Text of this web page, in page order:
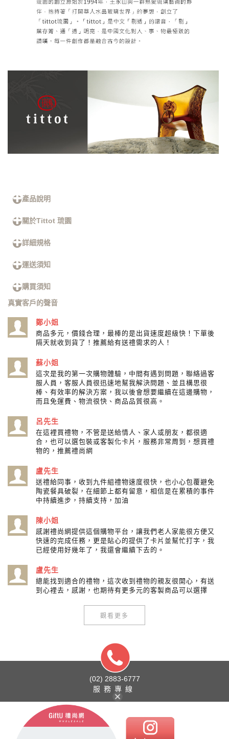
產品說明
關於Tittot 琉園
詳細規格
運送須知
購買須知
真實客戶的聲音
鄭小姐
商品多元，價錢合理，最棒的是出貨速度超級快！下單後
隔天就收到貨了！推薦給有送禮需求的人！
蘇小姐
這次是我的第一次購物體驗，中間有遇到問題，聯絡過客
服人員，客服人員很迅速地幫我解決問題、並且構思很
棒、有效率的解決方案，我以後會想要繼續在這邊購物，
而且免運費、物流很快、商品品質很高。
呂先生
在這裡買禮物，不管是送給情人、家人或朋友，都很適
合，也可以選包裝或客製化卡片，服務非常周到，想買禮
物的，推薦禮尚網
盧先生
送禮給同事，收到九件組禮物速度很快，也小心包覆避免
陶瓷餐具破裂，在細節上都有留意，相信是在累積的事件
中持續進步，持續支持，加油
陳小姐
感謝禮尚網提供這個購物平台，讓我們老人家能很方便又
快速的完成任務，更是貼心的提供了卡片並幫忙打字，我
已經使用好幾年了，我還會繼續下去的。
盧先生
總能找到適合的禮物，這次收到禮物的親友很開心，有送
到心裡去，感謝，也期待有更多元的客製商品可以選擇
觀看更多
(02) 2883-6777
服務專線